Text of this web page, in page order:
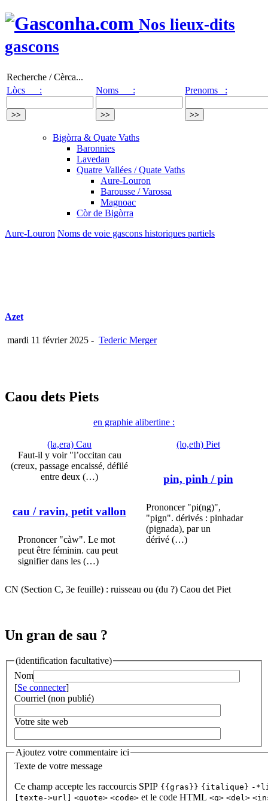
Nos lieux-dits
gascons
Recherche / Cèrca...
Lòcs :
Noms : Prenoms :
Bigòrra & Quate Vaths
Baronnies
Lavedan
Quatre Vallées / Quate Vaths
Aure-Louron
Barousse / Varossa
Magnoac
Còr de Bigòrra
Aure-Louron Noms de voie gascons historiques partiels
Azet
mardi 11 février 2025 - Tederic Merger
Caou dets Piets
en graphie alibertine :
(la,era) Cau
Faut-il y voir "l’occitan cau
(creux, passage encaissé, défilé
entre deux (…)
cau / ravin, petit vallon
Prononcer "càw". Le mot
peut être féminin. cau peut
signifier dans les (…)
(lo,eth) Piet
pin, pinh / pin
Prononcer "pi(ng)",
"pign". dérivés : pinhadar
(pignada), par un
dérivé (…)
CN (Section C, 3e feuille) : ruisseau ou (du ?) Caou det Piet
Un gran de sau ?
(identification facultative)
Nom
[Se connecter]
Courriel (non publié)
Votre site web
Ajoutez votre commentaire ici
Texte de votre message
Ce champ accepte les raccourcis SPIP {{gras}} {italique} -
[texte->url]
<quote> <code> et le code HTML <q> <del>